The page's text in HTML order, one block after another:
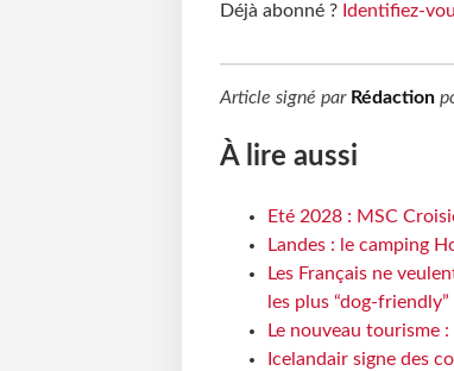
Déjà abonné ? Identifiez-
Article signé par Rédaction
À lire aussi
Eté 2028 : MSC
Landes : le camping
Les Français ne
les plus “dog-friendly”
Le nouveau tourisme
Icelandair signe des